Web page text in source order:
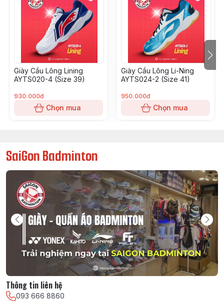
Giày Cầu Lông Lining
AYTS020-4 (Size 39)
930.000đ
Chọn mua
Giày Cầu Lông Li-Ning
AYTS024-2 (Size 41)
950.000đ
Chọn mua
SaiGon Badminton
Thông tin liên hệ
093 666 8860